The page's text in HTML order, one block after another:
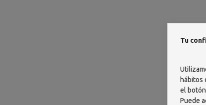
Tu
hábitos
el
Puede